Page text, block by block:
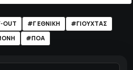
OUT #Γ ΕΘΝΙΚΗ
#ΓΙΟΥΧΤΑΣ
#ΠΟΑ